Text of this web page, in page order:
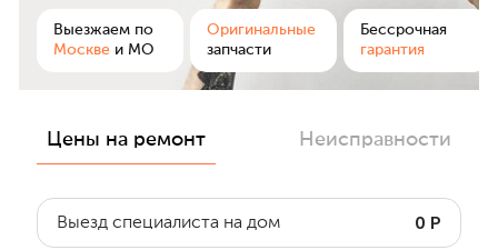
Выезжаем по
Москве и МО
Оригинальные
запчасти
Бессрочная
гарантия
Цены на ремонт Неисправности
Выезд специалиста на дом 0 Р